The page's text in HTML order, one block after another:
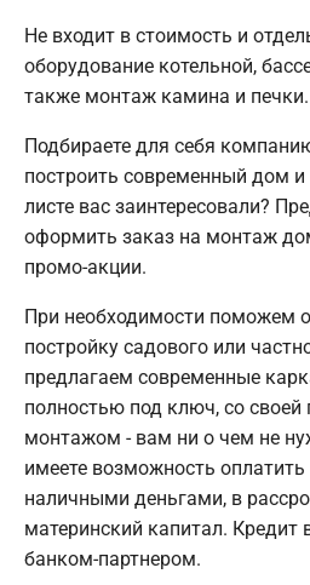
Не входит в стоимость и
оборудование котельной,
также монтаж камина и печки.
Подбираете для себя
построить современный дом
листе вас заинтересовали?
оформить заказ на монтаж
промо-акции.
При необходимости поможем
постройку садового или
предлагаем современные
полностью под ключ, со своей
монтажом - вам ни о чем не
имеете возможность
наличными деньгами, в
материнский капитал.
банком-партнером.